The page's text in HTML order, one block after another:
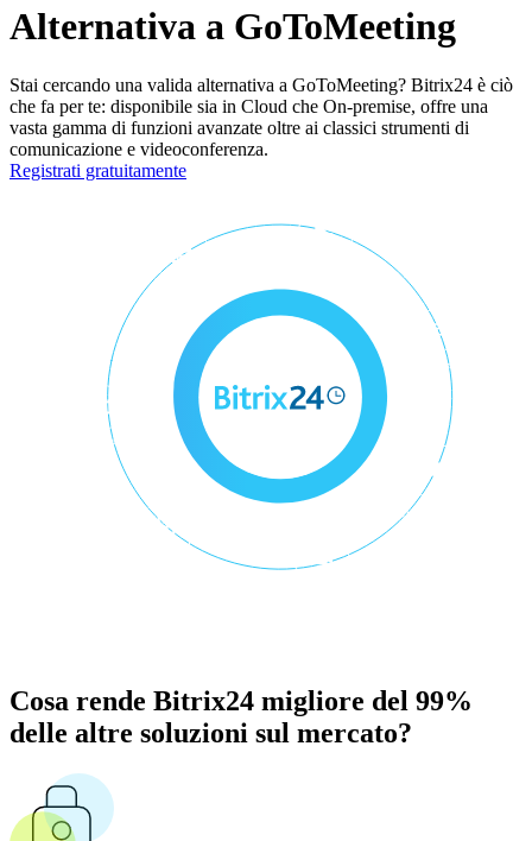
Alternativa a GoToMeeting
Stai cercando una valida alternativa a GoToMeeting? Bitrix24 è ciò
che fa per te: disponibile sia in Cloud che On-premise, offre una
vasta gamma di funzioni avanzate oltre ai classici strumenti di
comunicazione e videoconferenza.
Registrati gratuitamente
Cosa rende Bitrix24 migliore del 99%
delle altre soluzioni sul mercato?